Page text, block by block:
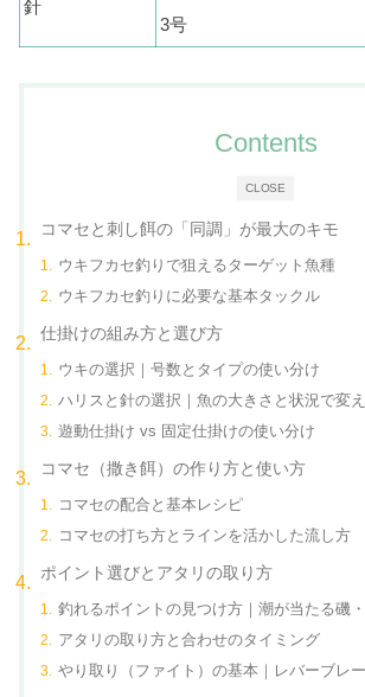
針
3号
CLOSE
Contents
コマセと刺し餌の「同調」が最大のキモ
ウキフカセ釣りで狙えるターゲット魚種
ウキフカセ釣りに必要な基本タックル
仕掛けの組み方と選び方
ウキの選択｜号数とタイプの使い分け
ハリスと針の選択｜魚の大きさと状況で変
遊動仕掛け vs 固定仕掛けの使い分け
コマセ（撒き餌）の作り方と使い方
コマセの配合と基本レシピ
コマセの打ち方とラインを活かした流し方
ポイント選びとアタリの取り方
釣れるポイントの見つけ方｜潮が当たる磯
アタリの取り方と合わせのタイミング
やり取り（ファイト）の基本｜レバーブレ